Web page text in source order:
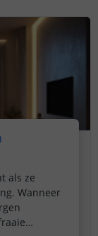
als ze
Wanneer